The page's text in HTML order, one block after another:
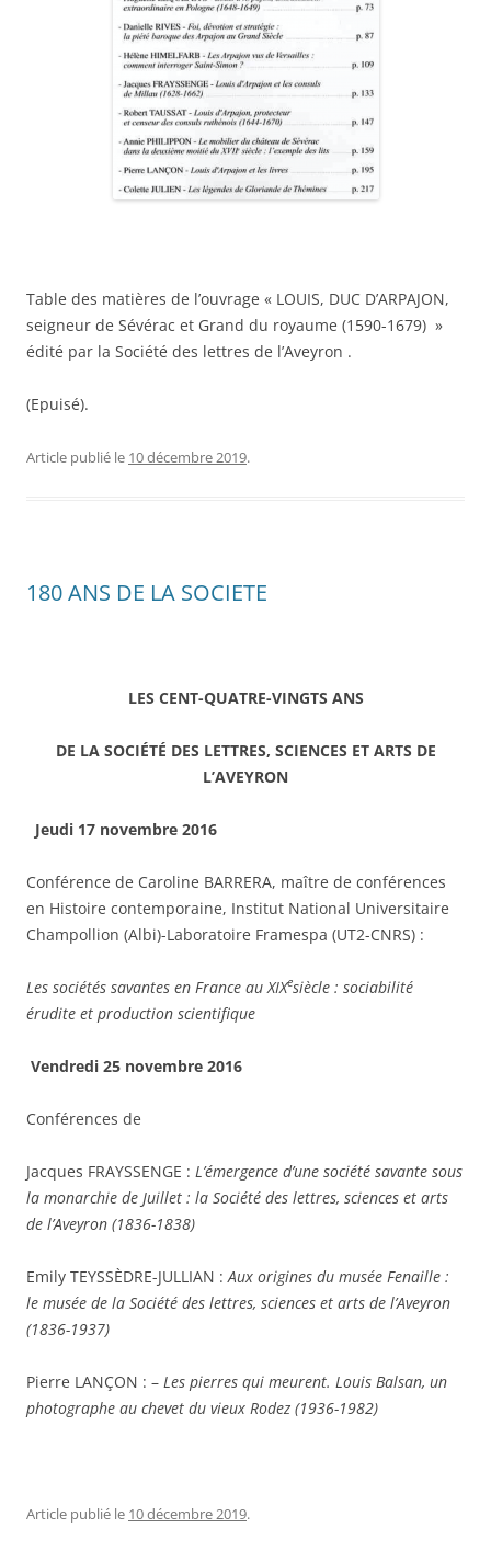
Table des matières de l’ouvrage « LOUIS, DUC D’ARPAJON,
seigneur de Sévérac et Grand du royaume (1590-1679) »
édité par la Société des lettres de l’Aveyron .
(Epuisé).
Article publié le 10 décembre 2019.
180 ANS DE LA SOCIETE
LES CENT-QUATRE-VINGTS ANS
DE LA SOCIÉTÉ DES LETTRES, SCIENCES ET ARTS DE
L’AVEYRON
Jeudi 17 novembre 2016
Conférence de Caroline BARRERA, maître de conférences
en Histoire contemporaine, Institut National Universitaire
Champollion (Albi)-Laboratoire Framespa (UT2-CNRS) :
Les sociétés savantes en France au XIXesiècle : sociabilité
érudite et production scientifique
Vendredi 25 novembre 2016
Conférences de
Jacques FRAYSSENGE : L’émergence d’une société savante sous
la monarchie de Juillet : la Société des lettres, sciences et arts
de l’Aveyron (1836-1838)
Emily TEYSSÈDRE-JULLIAN : Aux origines du musée Fenaille :
le musée de la Société des lettres, sciences et arts de l’Aveyron
(1836-1937)
Pierre LANÇON : – Les pierres qui meurent. Louis Balsan, un
photographe au chevet du vieux Rodez (1936-1982)
Article publié le 10 décembre 2019.